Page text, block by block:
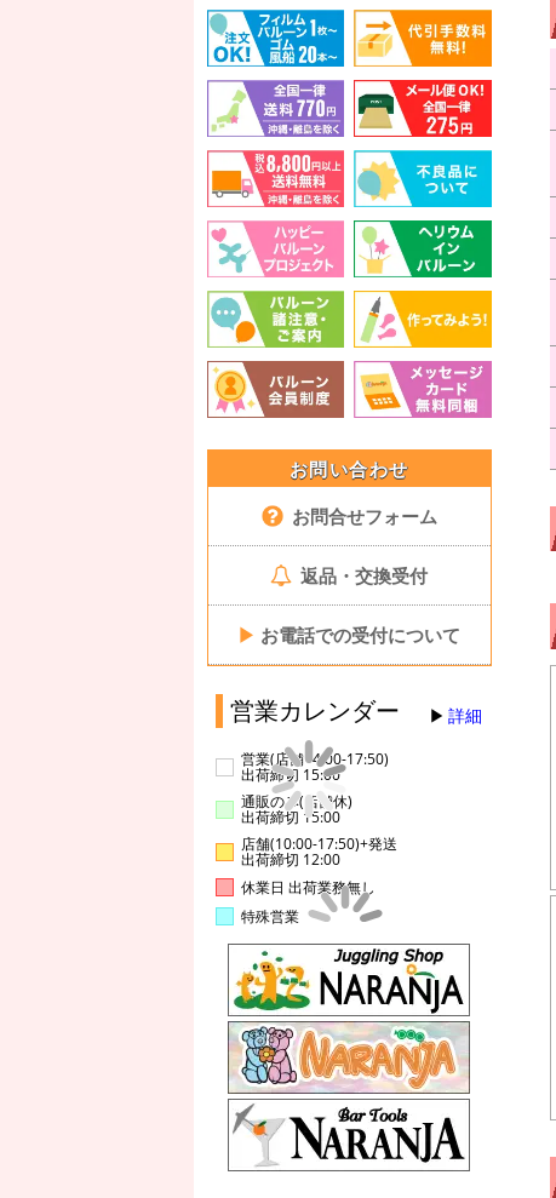
お問い合わせ
お問合せフォーム
返品・交換受付
▶ お電話での受付について
営業カレンダー 詳細
営業(店舗14:00-17:50)
出荷締切 15:00
通販のみ(店舗休)
出荷締切 15:00
店舗(10:00-17:50)+発送
出荷締切 12:00
休業日 出荷業務無し
特殊営業